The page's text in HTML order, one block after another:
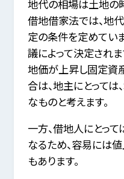
地代の相場は土地の
借地借家法では、地
定の条件を定めてい
議によって決定されま
地価が上昇し固定資
合は、地主にとって
なものと考えます。
一方、借地人にとっ
なるため、容易には
もあります。